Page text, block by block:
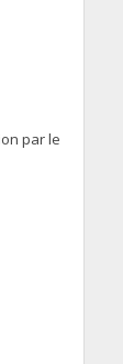
par le